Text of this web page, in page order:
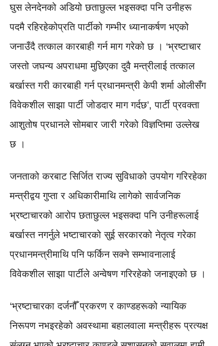
घुस लेनदेनको अडियो छताछुल्ल भइसक्दा पनि उनीहरू
पदमै रहिरहेकोप्रति पार्टीको गम्भीर ध्यानाकर्षण भएको
जनाउँदै तत्काल कारबाही गर्न माग गरेको छ । ‘भ्रष्टाचार
जस्तो जघन्य अपराधमा मुछिएका दुवै मन्त्रीलाई तत्काल
बर्खास्त गरी कारबाही गर्न प्रधानमन्त्री केपी शर्मा ओलीसँग
विवेकशील साझा पार्टी जोडदार माग गर्दछ’, पार्टी प्रवक्ता
आशुतोष प्रधानले सोमबार जारी गरेको विज्ञप्तिमा उल्लेख
छ ।
जनताको करबाट सिर्जित राज्य सुविधाको उपयोग गरिरहेका
मन्त्रीद्वय गुप्ता र अधिकारीमाथि लागेको सार्वजनिक
भ्रष्टाचारको आरोप छताछुल्ल भइसक्दा पनि उनीहरूलाई
बर्खास्त नगर्नुले भष्टाचारको सुई सरकारको नेतृत्व गरेका
प्रधानमन्त्रीमाथि पनि फर्किन सक्ने सम्भावनालाई
विवेकशील साझा पार्टीले अन्वेषण गरिरहेको जनाइएको छ ।
‘भ्रष्टाचारका दर्जनौँ प्रकरण र काण्डहरूको न्यायिक
निरूपण नभइरहेको अवस्थामा बहालवाला मन्त्रीहरू प्रत्यक्ष